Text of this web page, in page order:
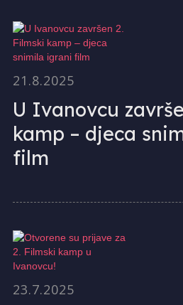
21.8.2025
U Ivanovcu
kamp – djeca
film
23.7.2025